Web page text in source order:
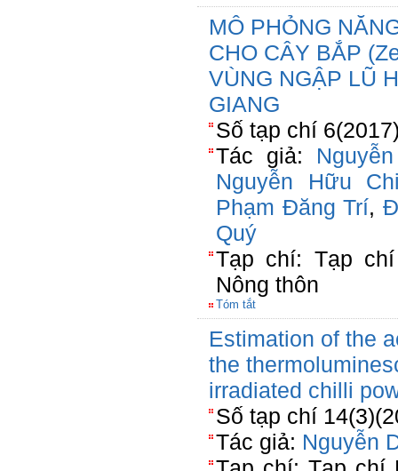
MÔ PHỎNG
CHO CÂY BẮP
VÙNG NGẬP LŨ
GIANG
Số tạp chí
Tác giả:
Nguyễn Hữu
Phạm Đăng Trí,
Quý
Tạp chí: Tạp
Nông thôn
Tóm tắt
Estimation of the
the
irradiated chilli
Số tạp chí
Tác giả: Nguyễn